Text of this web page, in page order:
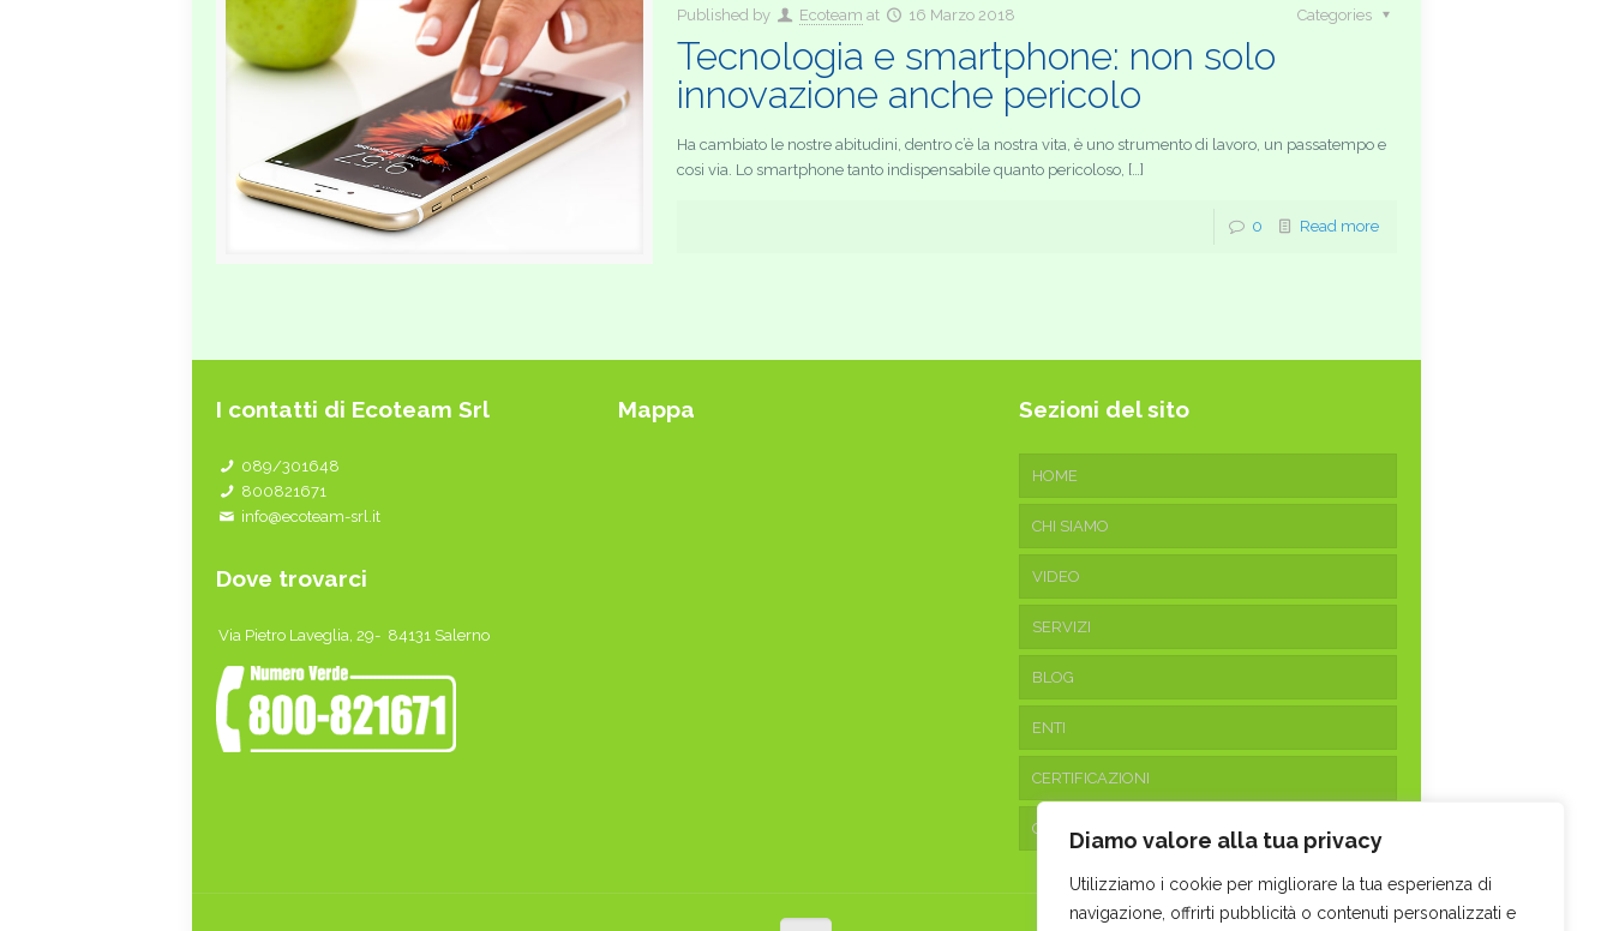
Diamo valore alla tua privacy
Utilizziamo i cookie per migliorare la tua esperienza di
navigazione, offrirti pubblicità o contenuti personalizzati e
Published by Ecoteam at 16 Marzo 2018 Categories
Tecnologia e smartphone: non solo
innovazione anche pericolo
Ha cambiato le nostre abitudini, dentro c’è la nostra vita, è uno strumento di lavoro, un passatempo e
cosi via. Lo smartphone tanto indispensabile quanto pericoloso, […]
0 Read more
I contatti di Ecoteam Srl
089/301648
800821671
info@ecoteam-srl.it
Dove trovarci
Via Pietro Laveglia, 29- 84131 Salerno
Mappa Sezioni del sito
HOME
CHI SIAMO
VIDEO
SERVIZI
BLOG
ENTI
CERTIFICAZIONI
CONTATTI